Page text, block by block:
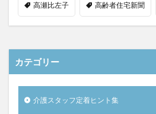
高瀬比左子 高齢者住宅新聞
カテゴリー
介護スタッフ定着ヒント集